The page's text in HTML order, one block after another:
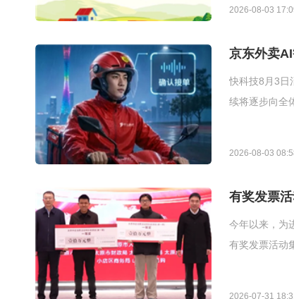
2026-08-03
京东外卖
快科技8月3日
续将逐步向全
2026-08-03
有奖发票
今年以来，为
有奖发票活动
2026-07-31